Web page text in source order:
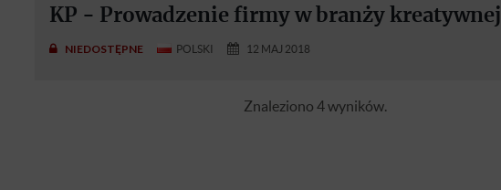
KP - Prowadzenie firmy w branży kreatywnej
NIEDOSTĘPNE POLSKI 12 MAJ 2018
Znaleziono 4 wyników.